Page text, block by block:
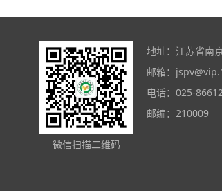
微信扫描二维码
地址：江苏省南
邮箱：
电话：025-
邮编：210009